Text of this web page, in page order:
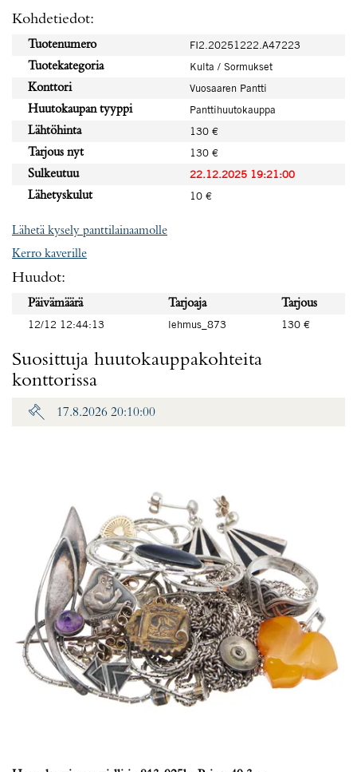
Kohdetiedot:
Tuotenumero
FI2.20251222.A47223
Tuotekategoria
Kulta / Sormukset
Konttori
Vuosaaren Pantti
Huutokaupan tyyppi
Panttihuutokauppa
Lähtöhinta
130 €
Tarjous nyt
130 €
Sulkeutuu
22.12.2025 19:21:00
Lähetyskulut
10 €
Lähetä kysely panttilainaamolle
Kerro kaverille
Huudot:
Päivämäärä Tarjoaja
Tarjous
12/12 12:44:13
lehmus_873 130 €
Suosittuja huutokauppakohteita
konttorissa
17.8.2026 20:10:00